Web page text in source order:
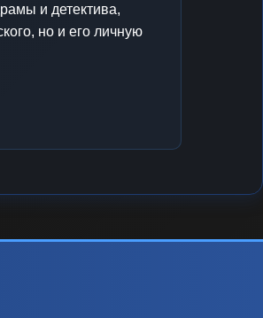
и детектива,
но и его личную